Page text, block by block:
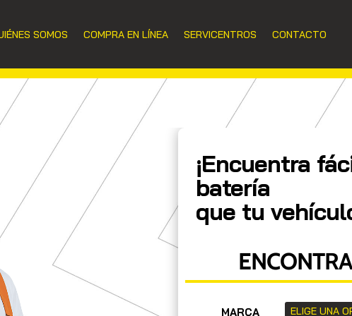
SOMOS COMPRA EN LÍNEA SERVICENTROS CONTACTO
¡Encuentra
batería
que tu
MARCA